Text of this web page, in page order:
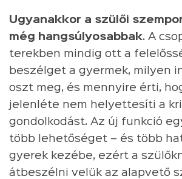
Ugyanakkor a szülői
még hangsúlyosabbak. A
terekben mindig ott a
beszélget a gyermek, milyen
oszt meg, és mennyire érti,
jelenléte nem helyettesíti a
gondolkodást. Az új funkció
több lehetőséget – és több
gyerek kezébe, ezért a
átbeszélni velük az alapvető